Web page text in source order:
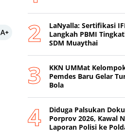
LaNyalla: Sertifikasi
Langkah PBMI
SDM Muaythai
KKN UMMat
Pemdes Baru Gelar
Bola
Diduga Palsukan
Porprov 2026, Kawal
Laporan Polisi ke